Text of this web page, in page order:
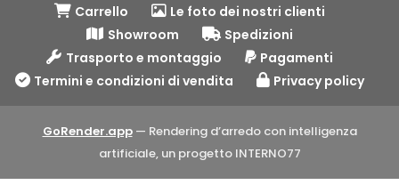
Carrello
Le foto dei nostri clienti
Showroom
Spedizioni
Trasporto e montaggio
Pagamenti
Termini e condizioni di vendita
Privacy policy
GoRender.app— Rendering d’arredo con intelligenza
artificiale, un progetto INTERNO77